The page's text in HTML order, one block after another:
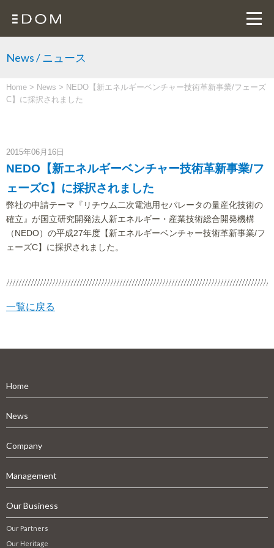
News / ニュース
Home > News > NEDO【新エネルギーベンチャー技術革新事業/フェーズ
C】に採択されました
2015年06月16日
NEDO【新エネルギーベンチャー技術革新事業/フ
ェーズC】に採択されました
弊社の申請テーマ『リチウム二次電池用セパレータの量産化技術の
確立』が国立研究開発法人新エネルギー・産業技術総合開発機構
（NEDO）の平成27年度【新エネルギーベンチャー技術革新事業/フ
ェーズC】に採択されました。
一覧に戻る
Home
News
Company
Management
Our Business
Our Partners
Our Heritage